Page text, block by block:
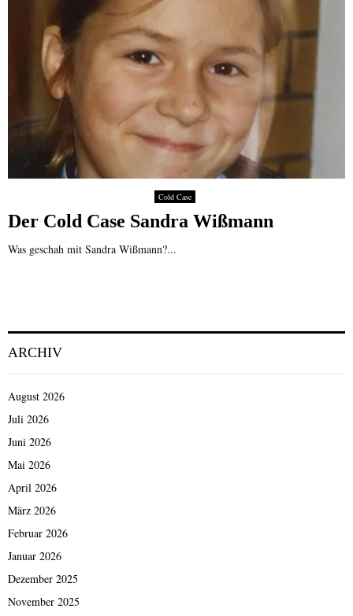
Cold Case
Der Cold Case Sandra Wißmann
Was geschah mit Sandra Wißmann?...
ARCHIV
August 2026
Juli 2026
Juni 2026
Mai 2026
April 2026
März 2026
Februar 2026
Januar 2026
Dezember 2025
November 2025